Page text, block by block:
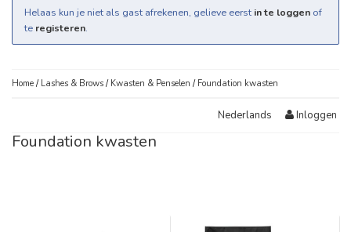
Helaas kun je niet als gast afrekenen, gelieve eerst in te loggen of
te registeren.
Home / Lashes & Brows / Kwasten & Penselen / Foundation kwasten
Nederlands Inloggen
Foundation kwasten